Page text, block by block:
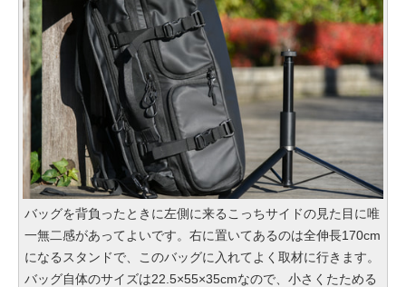
バッグを背負ったときに左側に来るこっちサイドの見た目に唯
一無二感があってよいです。右に置いてあるのは全伸長170cm
になるスタンドで、このバッグに入れてよく取材に行きます。
バッグ自体のサイズは22.5×55×35cmなので、小さくたためる